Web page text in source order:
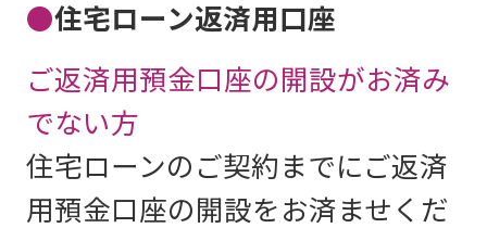
●住宅ローン返済用口座
ご返済用預金口座の開設がお済み
でない方
住宅ローンのご契約までにご返済
用預金口座の開設をお済ませくだ